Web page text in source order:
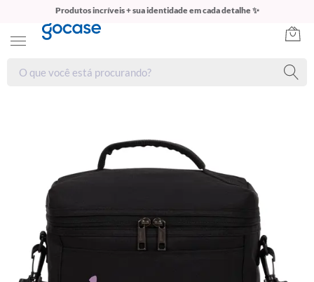
Produtos incríveis + sua identidade em cada detalhe ✨